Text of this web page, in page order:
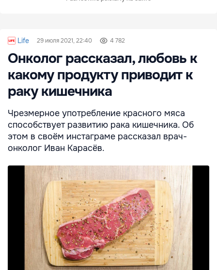
Life 29 июля 2021, 22:40 4 782
Онколог рассказал, любовь к
какому продукту приводит к
раку кишечника
Чрезмерное употребление красного мяса
способствует развитию рака кишечника. Об
этом в своём инстаграме рассказал врач-
онколог Иван Карасёв.